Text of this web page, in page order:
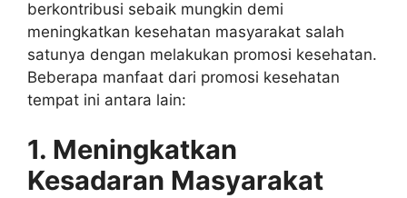
berkontribusi sebaik mungkin demi
meningkatkan kesehatan masyarakat salah
satunya dengan melakukan promosi kesehatan.
Beberapa manfaat dari promosi kesehatan
tempat ini antara lain:
1. Meningkatkan
Kesadaran Masyarakat